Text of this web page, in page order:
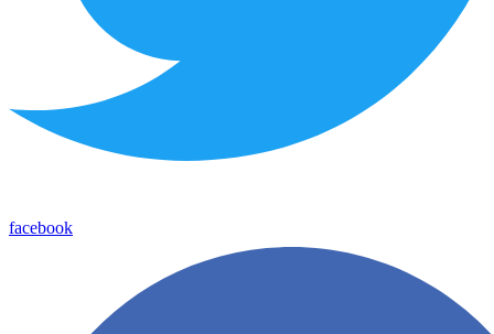
facebook